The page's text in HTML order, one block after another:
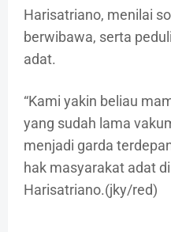
Harisatriano, menilai
berwibawa, serta
adat.
“Kami yakin beliau
yang sudah lama
menjadi garda
hak masyarakat adat
Harisatriano.(jky/red)